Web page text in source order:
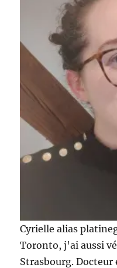
Cyrielle alias
Toronto, j'ai aussi
Strasbourg. Docteur